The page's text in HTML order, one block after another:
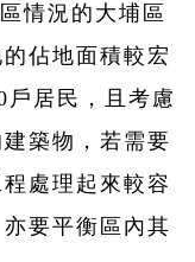
情況的大埔區
佔地面積較宏
居民，且考慮
築物，若需要
處理起來較容
要平衡區內其